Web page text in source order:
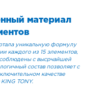
материал
уникальную формулу
каждого из 15 элементов,
с высрчайшей
состав позволяет с
качестве
TONY.